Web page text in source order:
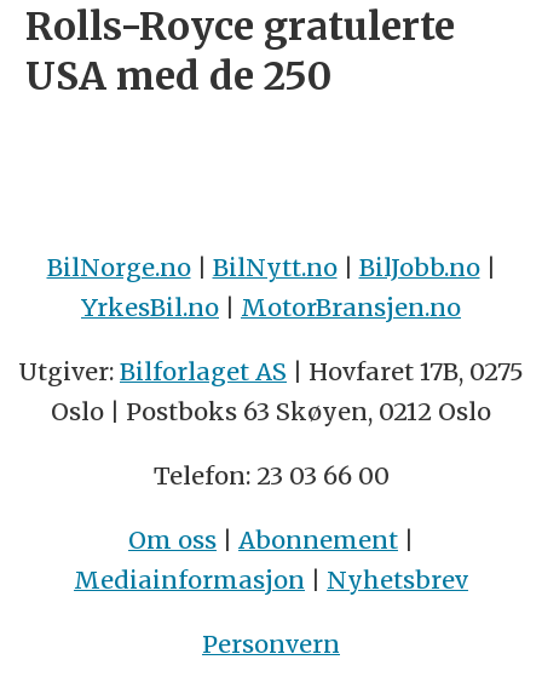
Rolls-Royce gratulerte
USA med de 250
BilNorge.no| BilNytt.no| BilJobb.no|
YrkesBil.no | MotorBransjen.no
Utgiver: Bilforlaget AS | Hovfaret 17B, 0275
Oslo | Postboks 63 Skøyen, 0212 Oslo
Telefon: 23 03 66 00
Om oss | Abonnement |
Mediainformasjon | Nyhetsbrev
Personvern